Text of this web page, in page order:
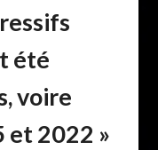
été
voire
2022 »